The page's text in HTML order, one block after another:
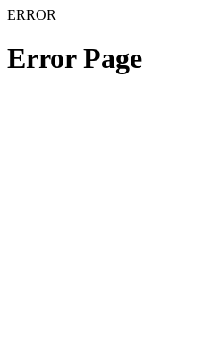
ERROR
Error Page